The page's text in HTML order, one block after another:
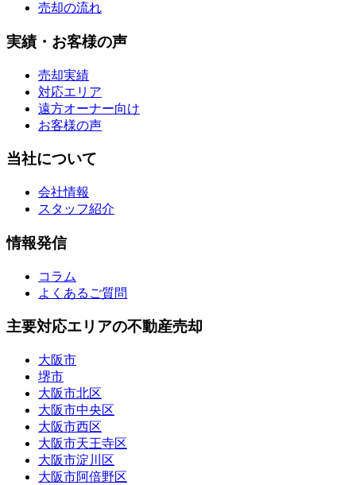
売却の流れ
実績・お客様の声
売却実績
対応エリア
遠方オーナー向け
お客様の声
当社について
会社情報
スタッフ紹介
情報発信
コラム
よくあるご質問
主要対応エリアの不動産売却
大阪市
堺市
大阪市北区
大阪市中央区
大阪市西区
大阪市天王寺区
大阪市淀川区
大阪市阿倍野区